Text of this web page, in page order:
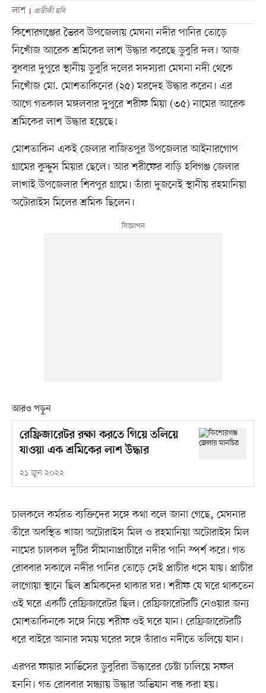
লাশ প্রতীকী ছবি
কিশোরগঞ্জের ভৈরব উপজেলায় মেঘনা নদীর পানির তোড়ে
নিখোঁজ আরেক শ্রমিকের লাশ উদ্ধার করেছে ডুবুরি দল। আজ
বুধবার দুপুরে স্থানীয় ডুবুরি দলের সদস্যরা মেঘনা নদী থেকে
নিখোঁজ মো. মোশতাকিনের (২৫) মরদেহ উদ্ধার করেন। এর
আগে গতকাল মঙ্গলবার দুপুরে শরীফ মিয়া (৩৫) নামের আরেক
শ্রমিকের লাশ উদ্ধার হয়েছে।
মোশতাকিন একই জেলার বাজিতপুর উপজেলার আইনারগোপ
গ্রামের কুদ্দুস মিয়ার ছেলে। আর শরীফের বাড়ি হবিগঞ্জ জেলার
লাখাই উপজেলার শিবপুর গ্রামে। তাঁরা দুজনেই স্থানীয় রহমানিয়া
অটোরাইস মিলের শ্রমিক ছিলেন।
আরও পড়ুন
রেফ্রিজারেটর রক্ষা করতে গিয়ে তলিয়ে
যাওয়া এক শ্রমিকের লাশ উদ্ধার
২১ জুন ২০২২
চালকলে কর্মরত ব্যক্তিদের সঙ্গে কথা বলে জানা গেছে, মেঘনার
তীরে অবস্থিত খাজা অটোরাইস মিল ও রহমানিয়া অটোরাইস মিল
নামের চালকল দুটির সীমানাপ্রাচীরে নদীর পানি স্পর্শ করে। গত
রোববার সকালে নদীর পানির তোড়ে সেই প্রাচীর ধসে যায়। প্রাচীর
লাগোয়া স্থানে ছিল শ্রমিকদের থাকার ঘর। শরীফ যে ঘরে থাকতেন
ওই ঘরে একটি রেফ্রিজারেটর ছিল। রেফ্রিজারেটরটি নেওয়ার জন্য
মোশতাকিনকে সঙ্গে নিয়ে শরীফ ওই ঘরে যান। রেফ্রিজারেটরটি
ধরে বাইরে আনার সময় ঘরের সঙ্গে তাঁরাও নদীতে তলিয়ে যান।
এরপর ফায়ার সার্ভিসের ডুবুরিরা উদ্ধারের চেষ্টা চালিয়ে সফল
হননি। গত রোববার সন্ধ্যায় উদ্ধার অভিযান বন্ধ করা হয়।